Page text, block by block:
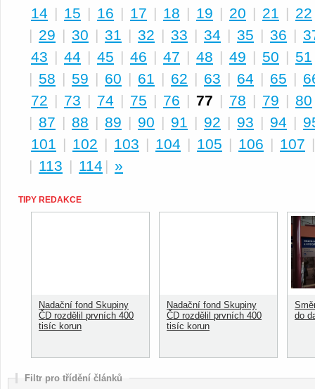
14 | 15 | 16 | 17 | 18 | 19 | 20 | 21 | 22
| 29 | 30 | 31 | 32 | 33 | 34 | 35 | 36 |
43 | 44 | 45 | 46 | 47 | 48 | 49 | 50 | 51
| 58 | 59 | 60 | 61 | 62 | 63 | 64 | 65 |
72 | 73 | 74 | 75 | 76 | 77 | 78 | 79 | 80
| 87 | 88 | 89 | 90 | 91 | 92 | 93 | 94 |
101 | 102 | 103 | 104 | 105 | 106 | 107
| 113 | 114 | »
TIPY REDAKCE
Nadační fond Skupiny
ČD rozdělil prvních 400
tisíc korun
Nadační fond Skupiny
ČD rozdělil prvních 400
tisíc korun
do
Filtr pro třídění článků